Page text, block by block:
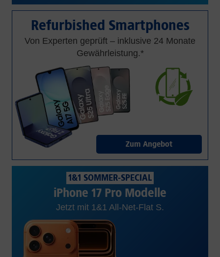
Refurbished Smartphones
Von Experten geprüft – inklusive 24 Monate
Gewährleistung.*
Zum Angebot
1&1 SOMMER-SPECIAL
iPhone 17 Pro Modelle
Jetzt mit 1&1 All-Net-Flat S.